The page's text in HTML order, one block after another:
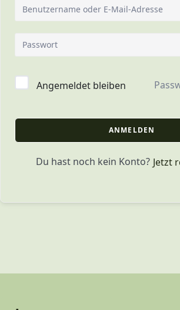
Angemeldet bleiben
ANMELDEN
Du hast noch kein Konto? Jetzt